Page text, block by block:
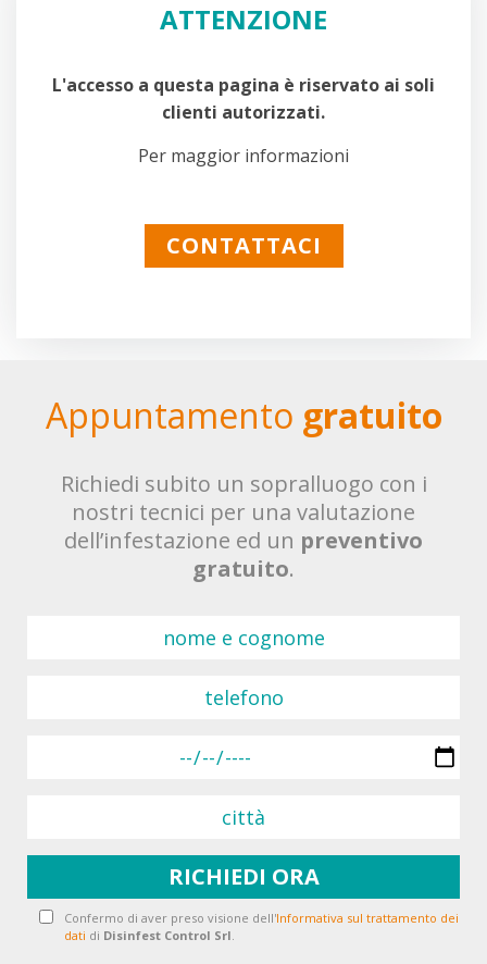
ATTENZIONE
L'accesso a questa pagina è riservato ai soli
clienti autorizzati.
Per maggior informazioni
CONTATTACI
Appuntamento gratuito
Richiedi subito un sopralluogo con i
nostri tecnici per una valutazione
dell’infestazione ed un preventivo
gratuito.
Confermo di aver preso visione dell'Informativa sul trattamento dei
dati di Disinfest Control Srl.